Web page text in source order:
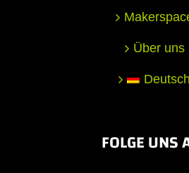
Über uns
Deutsch
FOLGE UNS